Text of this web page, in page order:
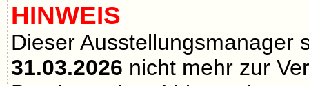
HINWEIS
Dieser Ausstellungsmanager
31.03.2026 nicht mehr zur